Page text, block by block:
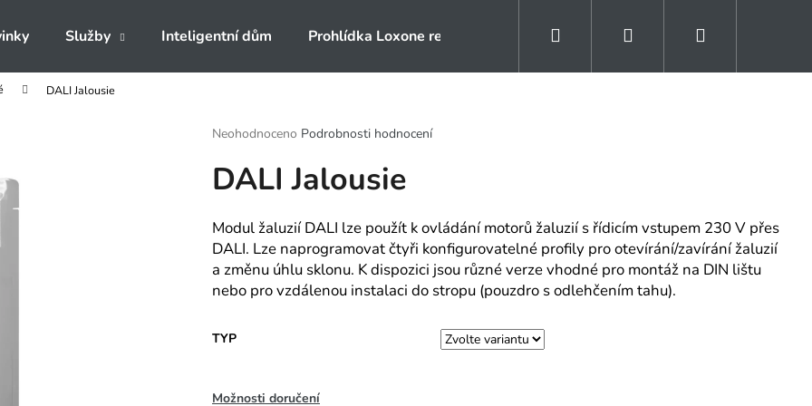
Služby Inteligentní dům Prohlídka Loxone rezidence Kontakty Naše reference
Přihlášení
DALI Jalousie
Průměrné
produktu
je
z
5
hvězdiček.
Neohodnoceno Podrobnosti hodnocení
DALI Jalousie
Modul žaluzií DALI lze použít k ovládání motorů žaluzií s řídicím vstupem 230 V přes
DALI. Lze naprogramovat čtyři konfigurovatelné profily pro otevírání/zavírání žaluzií
a změnu úhlu sklonu. K dispozici jsou různé verze vhodné pro montáž na DIN lištu
nebo pro vzdálenou instalaci do stropu (pouzdro s odlehčením tahu).
TYP
Možnosti doručení
Co potřebujete najít?
HLEDAT